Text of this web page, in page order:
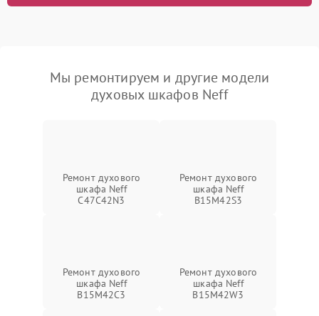
Мы ремонтируем и другие модели
духовых шкафов Neff
Ремонт духового
шкафа Neff
C47C42N3
Ремонт духового
шкафа Neff
B15M42S3
Ремонт духового
шкафа Neff
B15M42C3
Ремонт духового
шкафа Neff
B15M42W3